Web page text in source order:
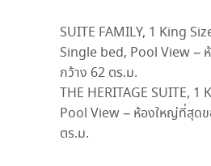
SUITE FAMILY, 1 King
Single bed, Pool View –
กว้าง 62 ตร.ม.
THE HERITAGE SUITE, 1
Pool View – ห้องใหญ่ที่สุด
ตร.ม.